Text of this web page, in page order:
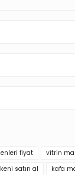
fiyat
vitrin
satın al
kafa